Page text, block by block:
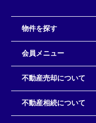
物件を探す
会員メニュー
不動産売却について
不動産相続について